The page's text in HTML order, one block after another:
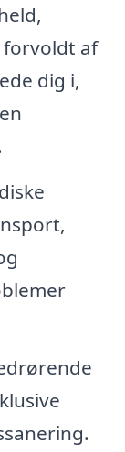
af
dig i,